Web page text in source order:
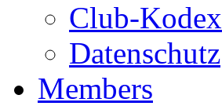
Club-Kodex
Datenschutz
Members